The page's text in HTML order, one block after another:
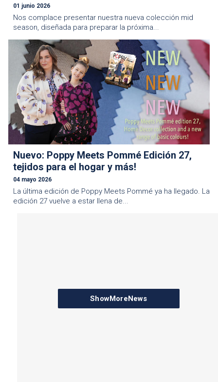
01 junio 2026
Nos complace presentar nuestra nueva colección mid
season, diseñada para preparar la próxima...
Nuevo: Poppy Meets Pommé Edición 27,
tejidos para el hogar y más!
04 mayo 2026
La última edición de Poppy Meets Pommé ya ha llegado. La
edición 27 vuelve a estar llena de...
ShowMoreNews